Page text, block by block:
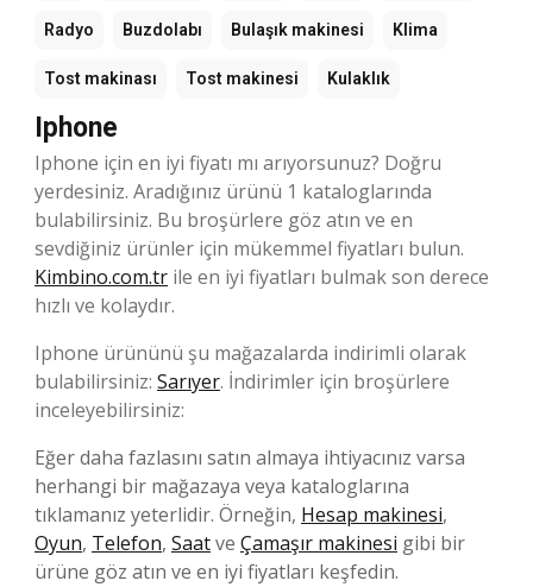
Radyo Buzdolabı Bulaşık makinesi Klima
Tost makinası Tost makinesi Kulaklık
Iphone
Iphone için en iyi fiyatı mı arıyorsunuz? Doğru
yerdesiniz. Aradığınız ürünü 1 kataloglarında
bulabilirsiniz. Bu broşürlere göz atın ve en
sevdiğiniz ürünler için mükemmel fiyatları bulun.
Kimbino.com.tr ile en iyi fiyatları bulmak son derece
hızlı ve kolaydır.
Iphone ürününü şu mağazalarda indirimli olarak
bulabilirsiniz: Sarıyer. İndirimler için broşürlere
inceleyebilirsiniz:
Eğer daha fazlasını satın almaya ihtiyacınız varsa
herhangi bir mağazaya veya kataloglarına
tıklamanız yeterlidir. Örneğin, Hesap makinesi,
Oyun, Telefon, Saatve Çamaşır makinesi gibi bir
ürüne göz atın ve en iyi fiyatları keşfedin.